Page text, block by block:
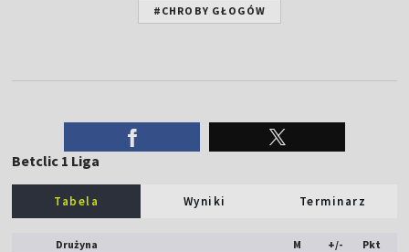
#CHROBY GŁOGÓW
Betclic 1 Liga
Tabela Wyniki Terminarz
Drużyna M +/- Pkt